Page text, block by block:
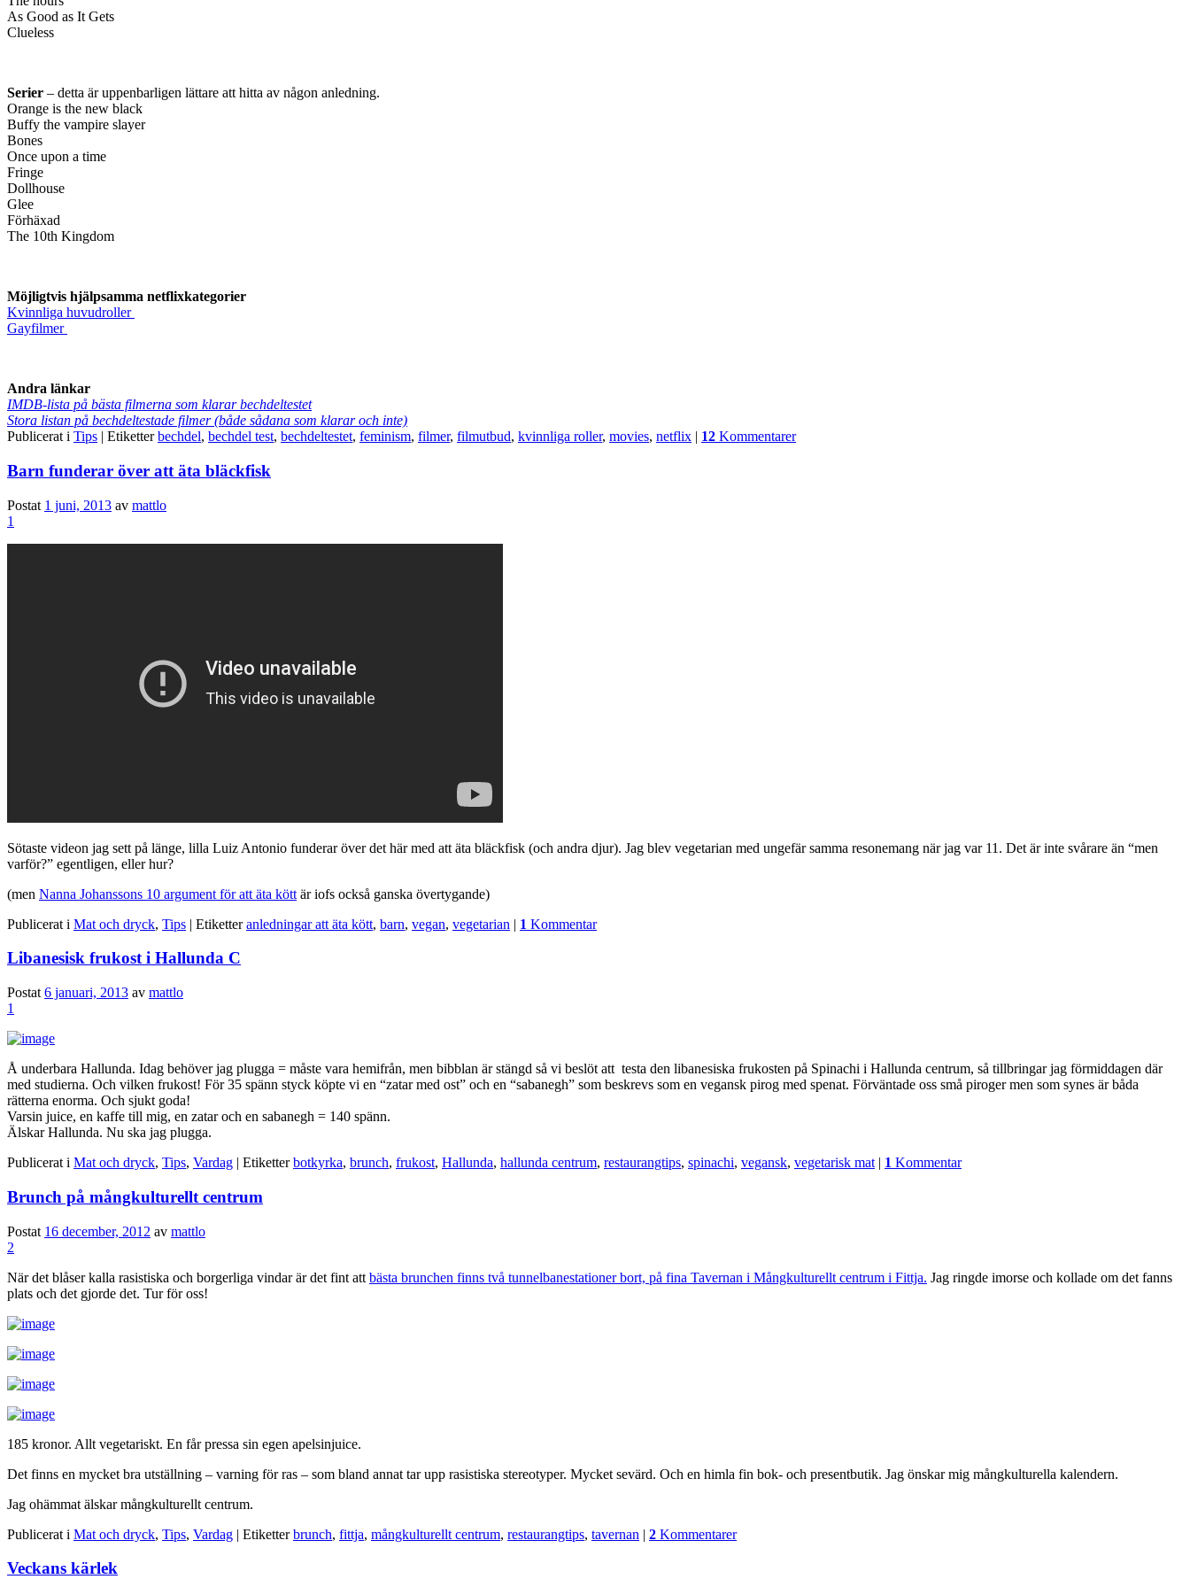
As Good as It Gets
Clueless
Serier – detta är uppenbarligen lättare att hitta av någon anledning.
Orange is the new black
Buffy the vampire slayer
Bones
Once upon a time
Fringe
Dollhouse
Glee
Förhäxad
The 10th Kingdom
Möjligtvis hjälpsamma netflixkategorier
Kvinnliga huvudroller
Gayfilmer
Andra länkar
IMDB-lista på bästa filmerna som klarar bechdeltestet
Stora listan på bechdeltestade filmer (både sådana som klarar och inte)
Publicerat i Tips | Etiketter bechdel, bechdel test, bechdeltestet, feminism, filmer, filmutbud, kvinnliga roller, movies, netflix | 12 Kommentarer
Barn funderar över att äta bläckfisk
Postat 1 juni, 2013 av mattlo
1
Sötaste videon jag sett på länge, lilla Luiz Antonio funderar över det här med att äta bläckfisk (och andra djur). Jag blev vegetarian med ungefär samma resonemang när jag var 11. Det är inte svårare än “men
varför?” egentligen, eller hur?
(men Nanna Johanssons 10 argument för att äta kött är iofs också ganska övertygande)
Publicerat i Mat och dryck, Tips | Etiketter anledningar att äta kött, barn, vegan, vegetarian | 1 Kommentar
Libanesisk frukost i Hallunda C
Postat 6 januari, 2013 av mattlo
1
Å underbara Hallunda. Idag behöver jag plugga = måste vara hemifrån, men bibblan är stängd så vi beslöt att testa den libanesiska frukosten på Spinachi i Hallunda centrum, så tillbringar jag förmiddagen där
med studierna. Och vilken frukost! För 35 spänn styck köpte vi en “zatar med ost” och en “sabanegh” som beskrevs som en vegansk pirog med spenat. Förväntade oss små piroger men som synes är båda
rätterna enorma. Och sjukt goda!
Varsin juice, en kaffe till mig, en zatar och en sabanegh = 140 spänn.
Älskar Hallunda. Nu ska jag plugga.
Publicerat i Mat och dryck, Tips, Vardag | Etiketter botkyrka, brunch, frukost, Hallunda, hallunda centrum, restaurangtips, spinachi, vegansk, vegetarisk mat | 1 Kommentar
Brunch på mångkulturellt centrum
Postat 16 december, 2012 av mattlo
2
När det blåser kalla rasistiska och borgerliga vindar är det fint att bästa brunchen finns två tunnelbanestationer bort, på fina Tavernan i Mångkulturellt centrum i Fittja. Jag ringde imorse och kollade om det fanns
plats och det gjorde det. Tur för oss!
185 kronor. Allt vegetariskt. En får pressa sin egen apelsinjuice.
Det finns en mycket bra utställning – varning för ras – som bland annat tar upp rasistiska stereotyper. Mycket sevärd. Och en himla fin bok- och presentbutik. Jag önskar mig mångkulturella kalendern.
Jag ohämmat älskar mångkulturellt centrum.
Publicerat i Mat och dryck, Tips, Vardag | Etiketter brunch, fittja, mångkulturellt centrum, restaurangtips, tavernan | 2 Kommentarer
Veckans kärlek